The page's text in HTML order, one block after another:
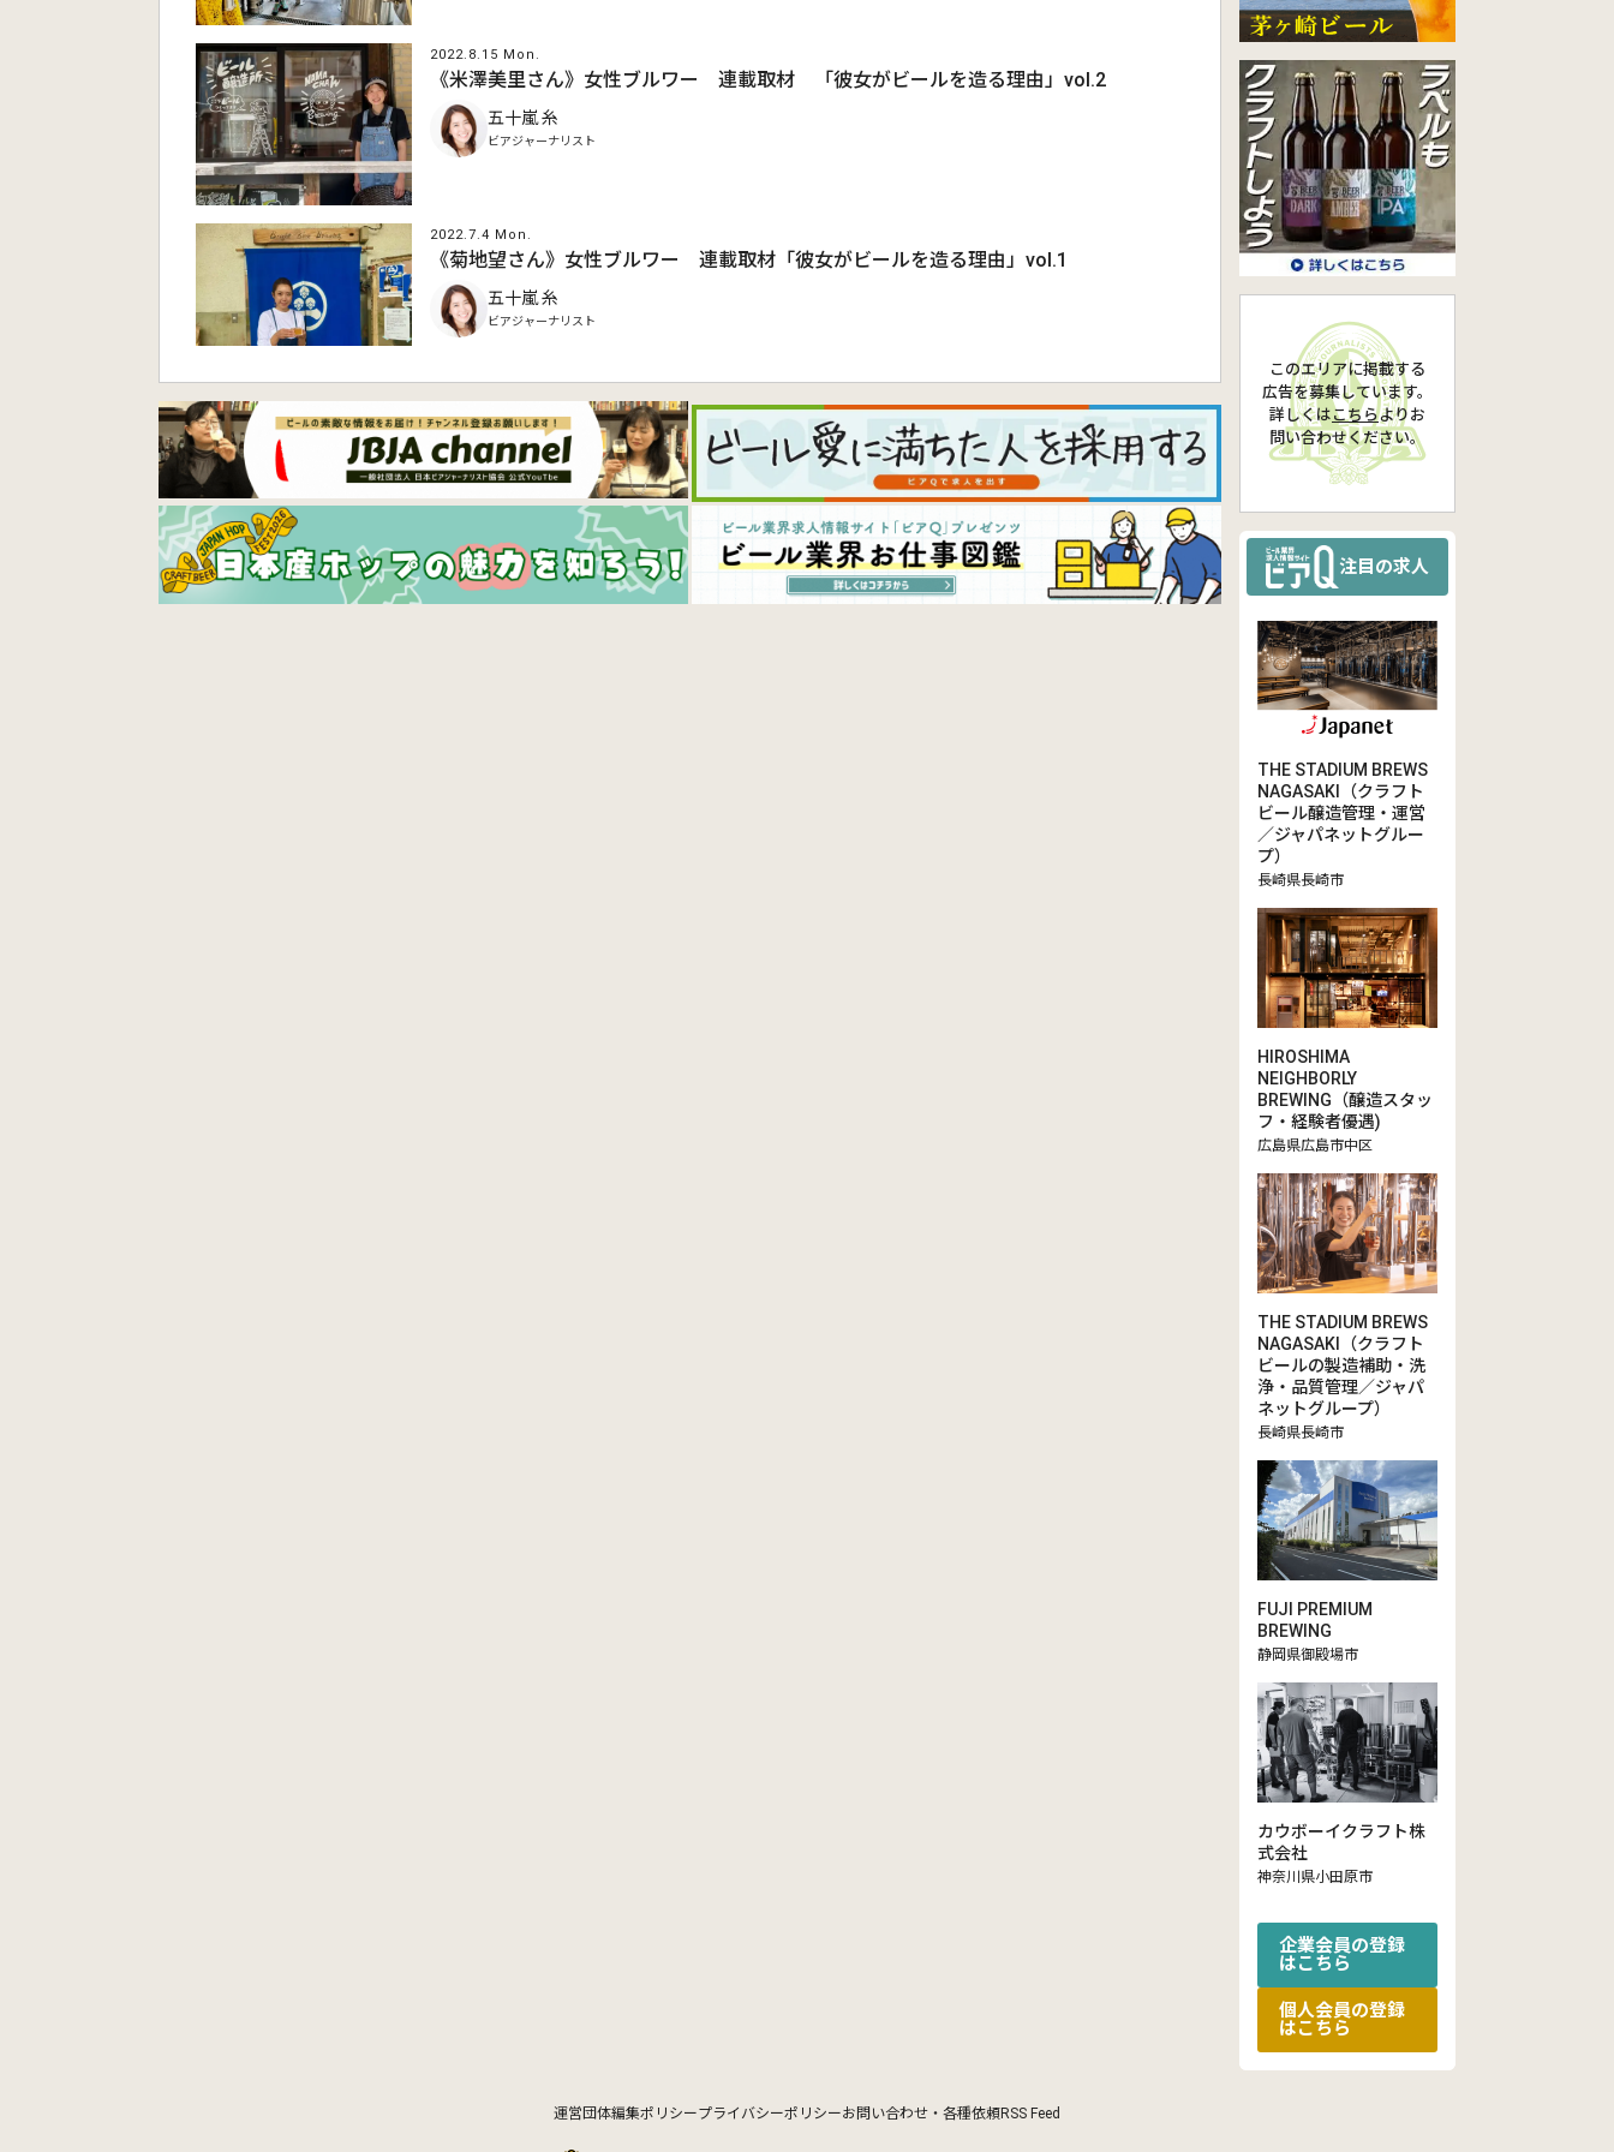
2022.8.15 Mon.
《米澤美里さん》女性ブルワー 連載取材 「彼女がビールを造る理由」vol.2
五十嵐 糸
ビアジャーナリスト
2022.7.4 Mon.
《菊地望さん》女性ブルワー 連載取材「彼女がビールを造る理由」vol.1
五十嵐 糸
ビアジャーナリスト
このエリアに掲載する
広告を募集しています。
詳しくは こちらより お
問い合わせください。
注目の求人
THE STADIUM BREWS
NAGASAKI（クラフト
ビール醸造管理・運営
／ジャパネットグルー
プ）
長崎県長崎市
HIROSHIMA
NEIGHBORLY
BREWING（醸造スタッ
フ・経験者優遇)
広島県広島市中区
THE STADIUM BREWS
NAGASAKI（クラフト
ビールの製造補助・洗
浄・品質管理／ジャパ
ネットグループ）
長崎県長崎市
FUJI PREMIUM
BREWING
静岡県御殿場市
カウボーイクラフト株
式会社
神奈川県小田原市
企業会員の登録
はこちら
個人会員の登録
はこちら
運営団体編集ポリシープライバシーポリシーお問い合わせ・各種依頼RSS Feed